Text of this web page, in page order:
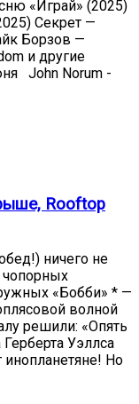
«Играй» (2025)
Секрет —
Борзов —
и другие
John Norum -
Rooftop
ничего не
«Бобби» * —
волной
решили: «Опять
Уэллса
Но